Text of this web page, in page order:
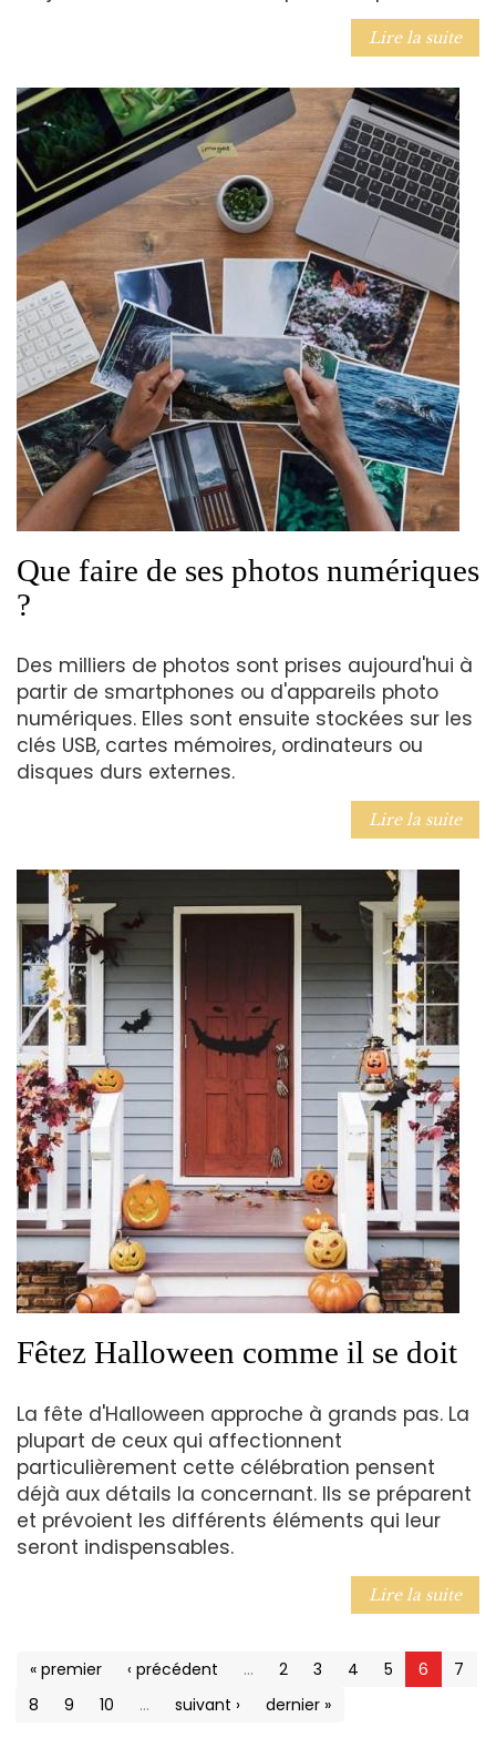
Lire la suite
Que faire de ses photos numériques
?
Des milliers de photos sont prises aujourd'hui à
partir de smartphones ou d'appareils photo
numériques. Elles sont ensuite stockées sur les
clés USB, cartes mémoires, ordinateurs ou
disques durs externes.
Lire la suite
Fêtez Halloween comme il se doit
La fête d'Halloween approche à grands pas. La
plupart de ceux qui affectionnent
particulièrement cette célébration pensent
déjà aux détails la concernant. Ils se préparent
et prévoient les différents éléments qui leur
seront indispensables.
Lire la suite
« premier ‹ précédent … 2 3 4 5 6
7
8
9 10 … suivant › dernier »